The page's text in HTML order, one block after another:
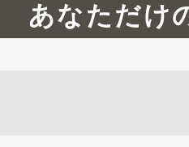
あなただけ